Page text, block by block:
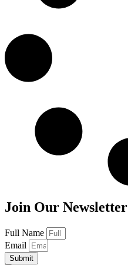
Join Our Newsletter
Full Name
Email
Submit